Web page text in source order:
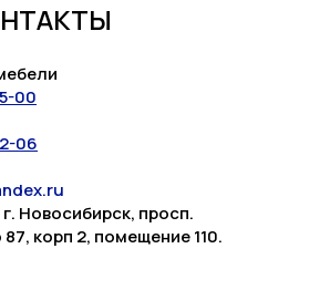
00
06
Новосибирск, просп.
корп 2, помещение 110.